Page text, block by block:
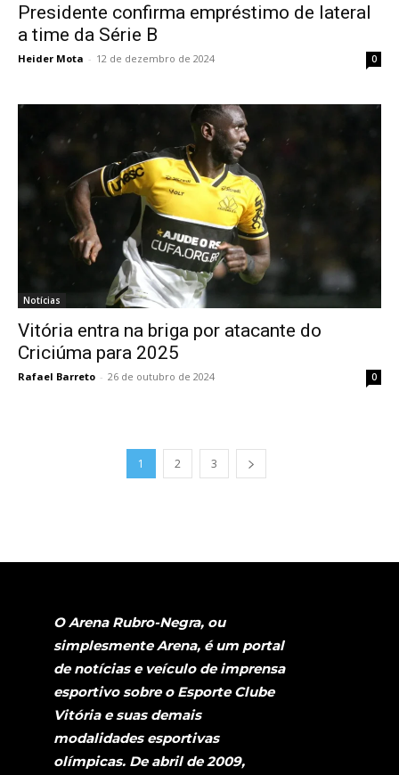
Presidente confirma empréstimo de lateral
a time da Série B
Heider Mota - 12 de dezembro de 2024 0
Notícias
Vitória entra na briga por atacante do
Criciúma para 2025
Rafael Barreto - 26 de outubro de 2024 0
1 2 3
O Arena Rubro-Negra, ou
simplesmente Arena, é um portal
de notícias e veículo de imprensa
esportivo sobre o Esporte Clube
Vitória e suas demais
modalidades esportivas
olímpicas. De abril de 2009,